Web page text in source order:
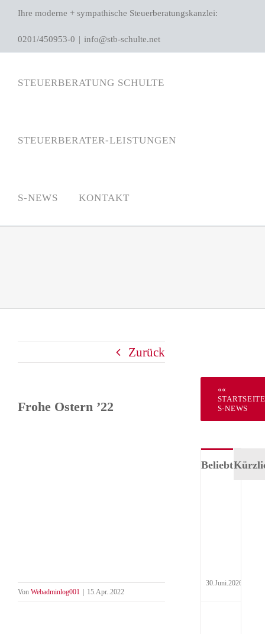
Zum
springen
Ihre moderne + sympathische Steuerberatungskanzlei:
0201/450953-0 | info@stb-schulte.net
STEUERBERATUNG SCHULTE
STEUERBERATER-LEISTUNGEN
S-NEWS KONTAKT
Zurück
Frohe Ostern ’22
Von Webadminlog001 15.Apr..2022
««
STARTSEITE
S-NEWS
Beliebt
30.Juni.2026